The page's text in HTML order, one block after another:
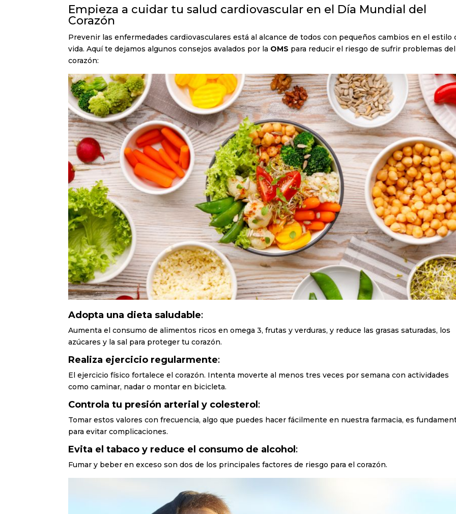
Empieza a cuidar tu salud cardiovascular en el Día Mundial del
Corazón
Prevenir las enfermedades cardiovasculares está al alcance de todos con pequeños cambios en el estilo
vida. Aquí te dejamos algunos consejos avalados por la OMS para reducir el riesgo de sufrir problemas del
corazón:
Adopta una dieta saludable:
Aumenta el consumo de alimentos ricos en omega 3, frutas y verduras, y reduce las grasas saturadas, los
azúcares y la sal para proteger tu corazón.
Realiza ejercicio regularmente:
El ejercicio físico fortalece el corazón. Intenta moverte al menos tres veces por semana con actividades
como caminar, nadar o montar en bicicleta.
Controla tu presión arterial y colesterol :
Tomar estos valores con frecuencia, algo que puedes hacer fácilmente en nuestra farmacia, es
para evitar complicaciones.
Evita el tabaco y reduce el consumo de alcohol :
Fumar y beber en exceso son dos de los principales factores de riesgo para el corazón.